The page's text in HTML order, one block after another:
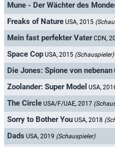
Mune - Der Wächter des
Freaks of Nature USA, 2015
Mein fast perfekter Vater CDN,
Space Cop USA, 2015 (Schauspieler)
Die Jones: Spione von nebenan
Zoolander: Super Model USA,
The Circle USA/F/UAE, 2017
Sorry to Bother You USA, 2018
Dads USA, 2019 (Schauspieler)